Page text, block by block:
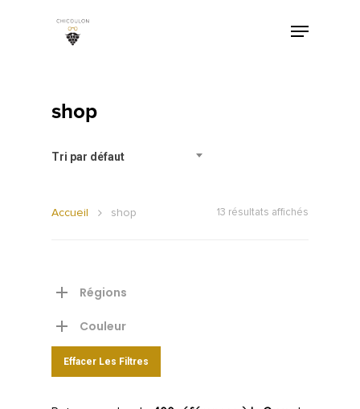
shop
Tri par défaut
13 résultats affichés
Accueil shop
Régions
Couleur
Effacer Les Filtres